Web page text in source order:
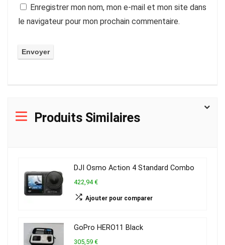
Enregistrer mon nom, mon e-mail et mon site dans
le navigateur pour mon prochain commentaire.
Produits Similaires
DJI Osmo Action 4 Standard Combo
422,94 €
Ajouter pour comparer
GoPro HERO11 Black
305,59 €